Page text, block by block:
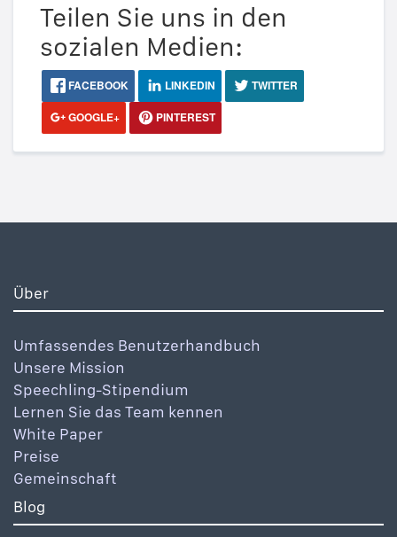
Teilen Sie uns in den
sozialen Medien:
FACEBOOK LINKEDIN
TWITTER
GOOGLE+
PINTEREST
Über
Umfassendes Benutzerhandbuch
Unsere Mission
Speechling-Stipendium
Lernen Sie das Team kennen
White Paper
Preise
Gemeinschaft
Blog